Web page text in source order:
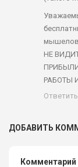
НЕ
РАБОТЫ
Ответить
ДОБАВИТЬ
Комментарий